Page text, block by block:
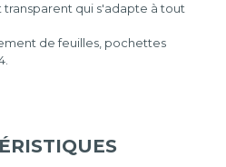
qui s'adapte à tout
de feuilles, pochettes